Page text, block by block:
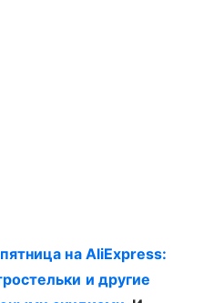
на AliExpress:
и другие